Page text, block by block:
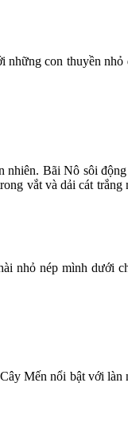
con thuyền nhỏ
Bãi Nô sôi
vắt và dải cát trắng
nhỏ nép mình dưới
Mến nổi bật với làn